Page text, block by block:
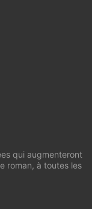
qui augmenteront
roman, à toutes les